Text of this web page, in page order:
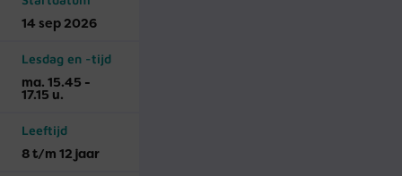
14 sep 2026
Lesdag en -tijd
ma. 15.45 -
17.15 u.
Leeftijd
8 t/m 12 jaar